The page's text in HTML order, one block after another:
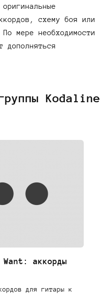
схему боя или
мере необходимости
дополняться
Kodaline
аккорды
для гитары к